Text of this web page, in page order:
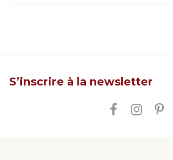
S’inscrire à la newsletter